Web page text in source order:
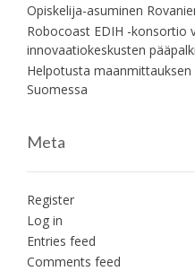
Opiskelija-asuminen
Robocoast EDIH -konsortio
innovaatiokeskusten
Helpotusta
Suomessa
Meta
Register
Log in
Entries feed
Comments feed